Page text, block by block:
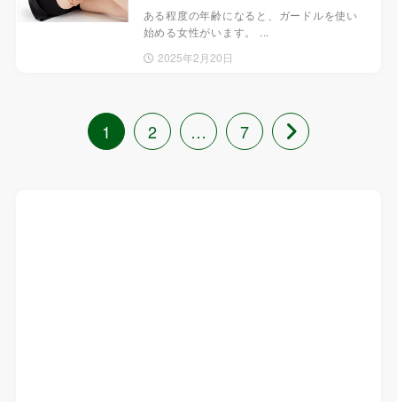
ある程度の年齢になると、ガードルを使い
始める女性がいます。 ...
2025年2月20日
1 2 … 7